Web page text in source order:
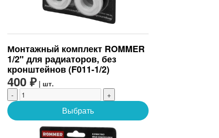
Монтажный комплект ROMMER
1/2" для радиаторов, без
кронштейнов (F011-1/2)
400 ₽ | шт.
-
+
Выбрать